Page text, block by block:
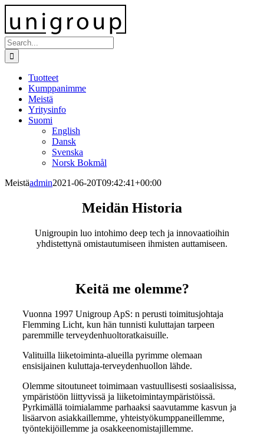
Skip
to
content
Search
for:
Tuotteet
Kumppanimme
Meistä
Yritysinfo
Suomi
English
Dansk
Svenska
Norsk Bokmål
Meistäadmin2021-06-20T09:42:41+00:00
Meidän Historia
Unigroupin luo intohimo deep tech ja innovaatioihin
yhdistettynä omistautumiseen ihmisten auttamiseen.
Keitä me olemme?
Vuonna 1997 Unigroup ApS: n perusti toimitusjohtaja
Flemming Licht, kun hän tunnisti kuluttajan tarpeen
paremmille terveydenhuoltoratkaisuille.
Valituilla liiketoiminta-alueilla pyrimme olemaan
ensisijainen kuluttaja-terveydenhuollon lähde.
Olemme sitoutuneet toimimaan vastuullisesti sosiaalisissa,
ympäristöön liittyvissä ja liiketoimintaympäristöissä.
Pyrkimällä toimialamme parhaaksi saavutamme kasvun ja
lisäarvon asiakkaillemme, yhteistyökumppaneillemme,
työntekijöillemme ja osakkeenomistajillemme.